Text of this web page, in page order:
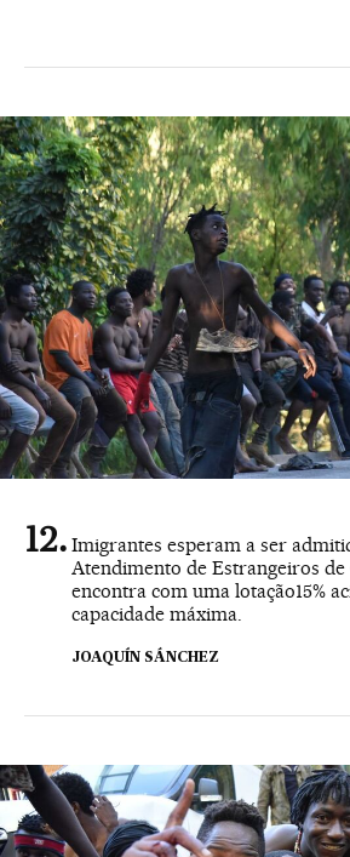
Imigrantes esperam a ser
Atendimento de Estrangeiros de
encontra com uma lotação15%
capacidade máxima.
JOAQUÍN SÁNCHEZ